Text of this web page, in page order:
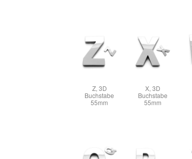
Z, 3D
Buchstabe
55mm
X, 3D
Buchstabe
55mm